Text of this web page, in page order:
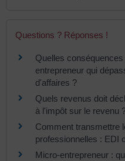
Questions ? Réponses !
Quelles
entrepreneur qui
d'affaires ?
Quels revenus doit
à l'impôt sur le revenu
Comment transmettre
professionnelles : EDI
Micro-entrepreneur :